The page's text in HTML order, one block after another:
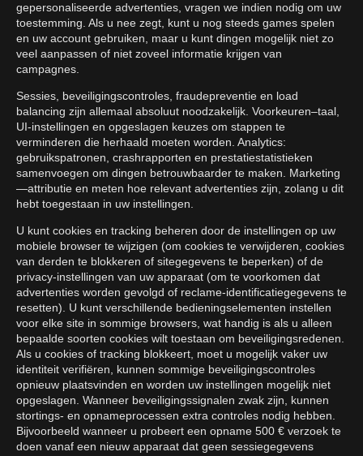
gepersonaliseerde advertenties, vragen we indien nodig om uw
toestemming. Als u nee zegt, kunt u nog steeds games spelen
en uw account gebruiken, maar u kunt dingen mogelijk niet zo
veel aanpassen of niet zoveel informatie krijgen van
campagnes.
Sessies, beveiligingscontroles, fraudepreventie en load
balancing zijn allemaal absoluut noodzakelijk. Voorkeuren–taal,
UI-instellingen en opgeslagen keuzes om stappen te
verminderen die herhaald moeten worden. Analytics:
gebruikspatronen, crashrapporten en prestatiestatistieken
samenvoegen om dingen betrouwbaarder te maken. Marketing
—attributie en meten hoe relevant advertenties zijn, zolang u dit
hebt toegestaan in uw instellingen.
U kunt cookies en tracking beheren door de instellingen op uw
mobiele browser te wijzigen (om cookies te verwijderen, cookies
van derden te blokkeren of sitegegevens te beperken) of de
privacy-instellingen van uw apparaat (om te voorkomen dat
advertenties worden gevolgd of reclame-identificatiegegevens te
resetten). U kunt verschillende bedieningselementen instellen
voor elke site in sommige browsers, wat handig is als u alleen
bepaalde soorten cookies wilt toestaan om beveiligingsredenen.
Als u cookies of tracking blokkeert, moet u mogelijk vaker uw
identiteit verifiëren, kunnen sommige beveiligingscontroles
opnieuw plaatsvinden en worden uw instellingen mogelijk niet
opgeslagen. Wanneer beveiligingssignalen zwak zijn, kunnen
stortings- en opnameprocessen extra controles nodig hebben.
Bijvoorbeeld wanneer u probeert een opname 500 € verzoek te
doen vanaf een nieuw apparaat dat geen sessiegegevens